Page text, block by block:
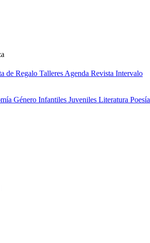
de Regalo Talleres Agenda Revista Intervalo
Género Infantiles Juveniles Literatura Poesía